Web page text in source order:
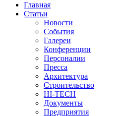
Главная
Статьи
Новости
События
Галереи
Конференции
Персоналии
Пресса
Архитектура
Строительство
HI-TECH
Документы
Предприятия